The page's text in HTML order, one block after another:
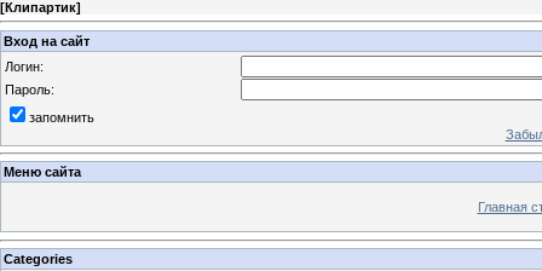
[Клипартик]
Вход на сайт
Логин:
Пароль:
запомнить
Меню сайта
Главная
Categories